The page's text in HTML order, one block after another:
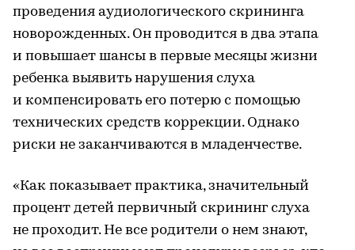
проведения аудиологического скрининга
новорожденных. Он проводится в два этапа
и повышает шансы в первые месяцы жизни
ребенка выявить нарушения слуха
и компенсировать его потерю с помощью
технических средств коррекции. Однако
риски не заканчиваются в младенчестве.
«Как показывает практика, значительный
процент детей первичный скрининг слуха
не проходит. Не все родители о нем знают,